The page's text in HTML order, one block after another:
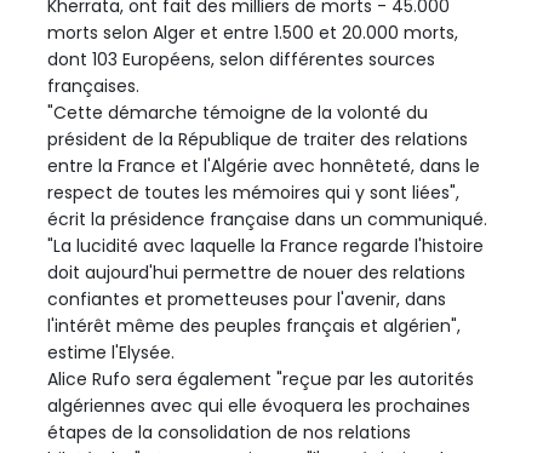
Kherrata, ont fait des milliers de morts - 45.000
morts selon Alger et entre 1.500 et 20.000 morts,
dont 103 Européens, selon différentes sources
françaises.
"Cette démarche témoigne de la volonté du
président de la République de traiter des relations
entre la France et l'Algérie avec honnêteté, dans le
respect de toutes les mémoires qui y sont liées",
écrit la présidence française dans un communiqué.
"La lucidité avec laquelle la France regarde l'histoire
doit aujourd'hui permettre de nouer des relations
confiantes et prometteuses pour l'avenir, dans
l'intérêt même des peuples français et algérien",
estime l'Elysée.
Alice Rufo sera également "reçue par les autorités
algériennes avec qui elle évoquera les prochaines
étapes de la consolidation de nos relations